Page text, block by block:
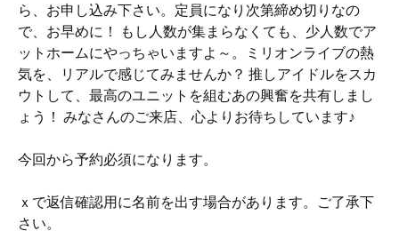
ら、お申し込み下さい。定員になり次第締め切りなの
で、お早めに！ もし人数が集まらなくても、少人数でア
ットホームにやっちゃいますよ～。ミリオンライブの熱
気を、リアルで感じてみませんか？ 推しアイドルをスカ
ウトして、最高のユニットを組むあの興奮を共有しまし
ょう！ みなさんのご来店、心よりお待ちしています♪
今回から予約必須になります。
ｘで返信確認用に名前を出す場合があります。ご了承下
さい。